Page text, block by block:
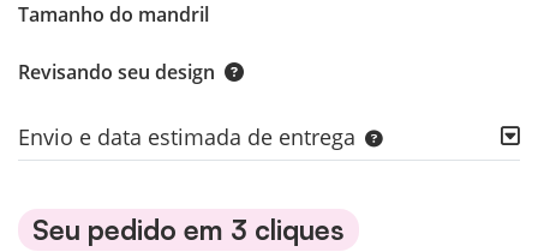
Tamanho do mandril
Revisando seu design
Envio e data estimada de entrega
Seu pedido em 3 cliques